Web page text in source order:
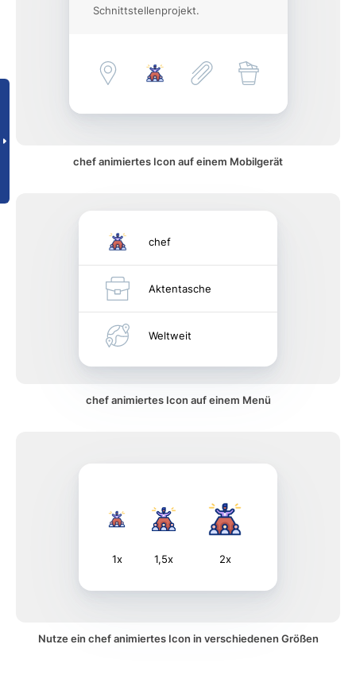
Schnittstellenprojekt.
chef animiertes Icon auf einem Mobilgerät
chef
Aktentasche
Weltweit
chef animiertes Icon auf einem Menü
1x 1,5x 2x
Nutze ein chef animiertes Icon in verschiedenen Größen